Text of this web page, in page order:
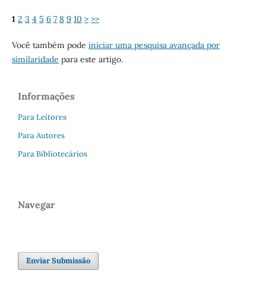
1 2 3 4 5 6 7 8 9 10 > >>
Você também pode iniciar uma pesquisa avançada por
similaridade para este artigo.
Informações
Para Leitores
Para Autores
Para Bibliotecários
Navegar
Enviar Submissão